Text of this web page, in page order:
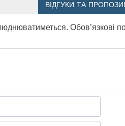
ВІДГУКИ ТА
Обов’язкові